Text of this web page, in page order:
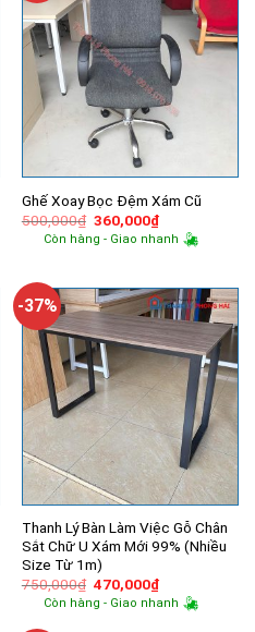
Ghế Xoay Bọc Đệm Xám Cũ
500,000₫ Giá
gốc
là:
360,000₫Giá
hiện
tại
Còn hàng - Giao nhanh
-37%
Thanh Lý Bàn Làm Việc Gỗ Chân
Sắt Chữ U Xám Mới 99% (Nhiều
Size Từ 1m)
750,000₫ Giá
gốc
là:
470,000₫Giá
hiện
tại
Còn hàng - Giao nhanh